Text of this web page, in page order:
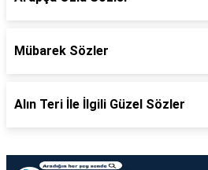
Mübarek Sözler
Alın Teri İle İlgili Güzel Sözler